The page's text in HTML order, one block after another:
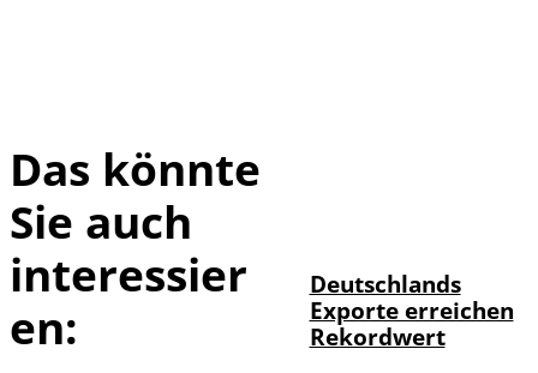
Das könnte
Sie auch
interessier
en:
Deutschlands
Exporte erreichen
Rekordwert